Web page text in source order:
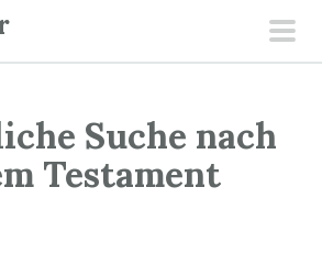
Suche nach
Testament